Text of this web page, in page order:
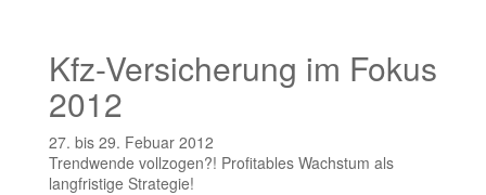
Kfz-Versicherung im Fokus
2012
27. bis 29. Febuar 2012
Trendwende vollzogen?! Profitables Wachstum als
langfristige Strategie!